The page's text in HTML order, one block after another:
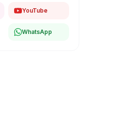
YouTube
WhatsApp